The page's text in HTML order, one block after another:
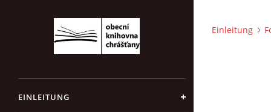
EINLEITUNG
Einleitung